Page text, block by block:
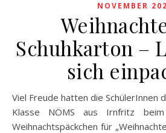
NOVEMBER
Schuhkarton –
sich
Viel Freude hatten die SchülerInnen der ersten und zweiten
Klasse NÖMS aus Irnfritz
Weihnachtspäckchen für